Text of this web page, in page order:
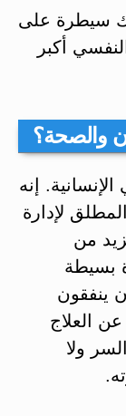
سيطرة على
أكبر
والصحة؟
إنه
لإدارة
من
بسيطة
ينفقون
العلاج
ولا